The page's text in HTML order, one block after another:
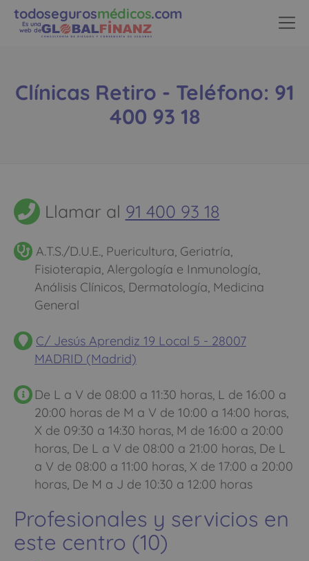
todosegurosmédicos.com
Es una
web de
Clínicas Retiro - Teléfono: 91
400 93 18
Llamar al 91 400 93 18
A.T.S./D.U.E., Puericultura, Geriatría,
Fisioterapia, Alergología e Inmunología,
Análisis Clínicos, Dermatología, Medicina
General
C/ Jesús Aprendiz 19 Local 5 - 28007
MADRID (Madrid)
De L a V de 08:00 a 11:30 horas, L de 16:00 a
20:00 horas de M a V de 10:00 a 14:00 horas,
X de 09:30 a 14:30 horas, M de 16:00 a 20:00
horas, De L a V de 08:00 a 21:00 horas, De L
a V de 08:00 a 11:00 horas, X de 17:00 a 20:00
horas, De M a J de 10:30 a 12:00 horas
Profesionales y servicios en
este centro (10)